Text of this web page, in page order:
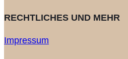
RECHTLICHES UND MEHR
Impressum